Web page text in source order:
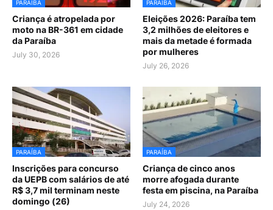
PARAÍBA
Criança é atropelada por
moto na BR-361 em cidade
da Paraíba
July 30, 2026
PARAÍBA
Eleições 2026: Paraíba tem
3,2 milhões de eleitores e
mais da metade é formada
por mulheres
July 26, 2026
PARAÍBA
Inscrições para concurso
da UEPB com salários de até
R$ 3,7 mil terminam neste
domingo (26)
PARAÍBA
Criança de cinco anos
morre afogada durante
festa em piscina, na Paraíba
July 24, 2026